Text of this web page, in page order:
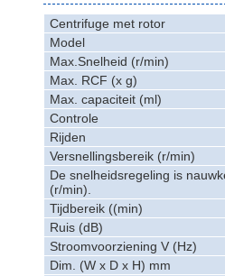
Centrifuge met rotor
Model
Max.Snelheid (r/min)
Max. RCF (x g)
Max. capaciteit (ml)
Controle
Rijden
Versnellingsbereik (r/min)
De snelheidsregeling is
(r/min).
Tijdbereik ((min)
Ruis (dB)
Stroomvoorziening V (Hz)
Dim. (W x D x H) mm